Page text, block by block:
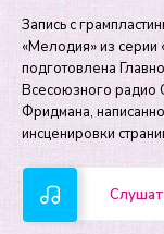
Запись с
«Мелодия» из
подготовлена
Всесоюзного радио
Фридмана,
инсценировки